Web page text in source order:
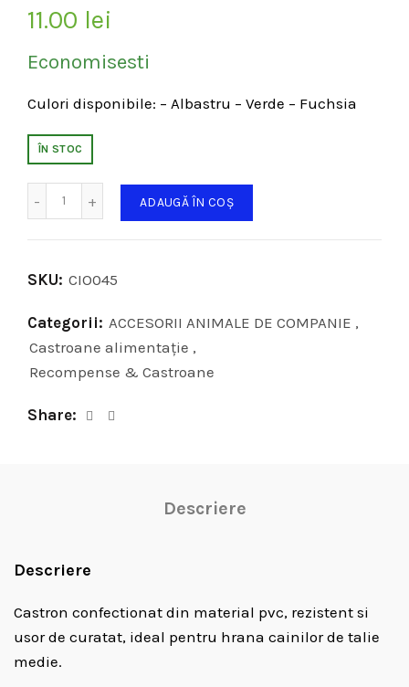
11.00 lei
Economisesti
Culori disponibile: – Albastru – Verde – Fuchsia
ÎN STOC
ADAUGĂ ÎN COȘ
SKU: CIO045
Categorii: ACCESORII ANIMALE DE COMPANIE ,
Castroane alimentaţie ,
Recompense & Castroane
Share
Descriere
Descriere
Castron confectionat din material pvc, rezistent si
usor de curatat, ideal pentru hrana cainilor de talie
medie.